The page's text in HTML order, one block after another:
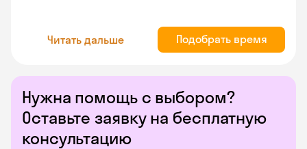
Нужна помощь с выбором?
Оставьте заявку на бесплатную
консультацию
Читать дальше Подобрать время